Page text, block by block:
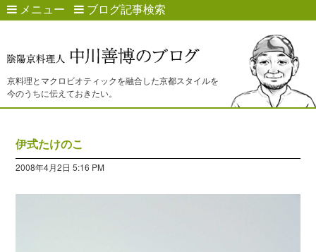
メニュー ブログ記事検索
京料理とマクロビオティックを融合した京都スタイルを
今のうちに伝えておきたい。
伊式たけのこ
2008年4月2日 5:16 PM